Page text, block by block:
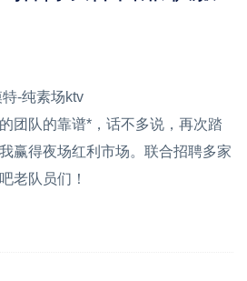
特-纯素场ktv
团队的靠谱*，话不多说，再次踏
赢得夜场红利市场。联合招聘多家
老队员们！